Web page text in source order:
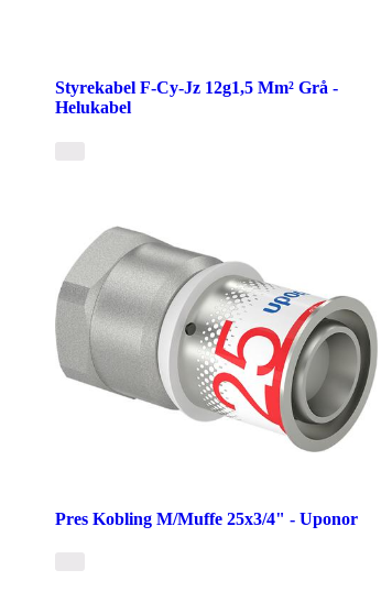
Styrekabel F-Cy-Jz 12g1,5 Mm² Grå -
Helukabel
Pres Kobling M/Muffe 25x3/4" - Uponor